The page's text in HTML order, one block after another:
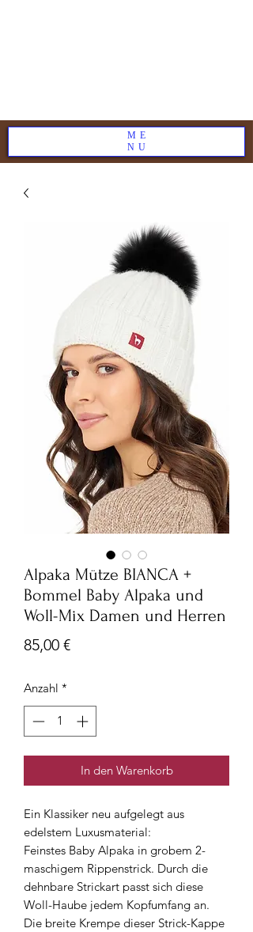
ME
NU
Alpaka Mütze BIANCA +
Bommel Baby Alpaka und
Woll-Mix Damen und Herren
85,00 €Preis
Anzahl *
In den Warenkorb
Ein Klassiker neu aufgelegt aus
edelstem Luxusmaterial:
Feinstes Baby Alpaka in grobem 2-
maschigem Rippenstrick. Durch die
dehnbare Strickart passt sich diese
Woll-Haube jedem Kopfumfang an.
Die breite Krempe dieser Strick-Kappe